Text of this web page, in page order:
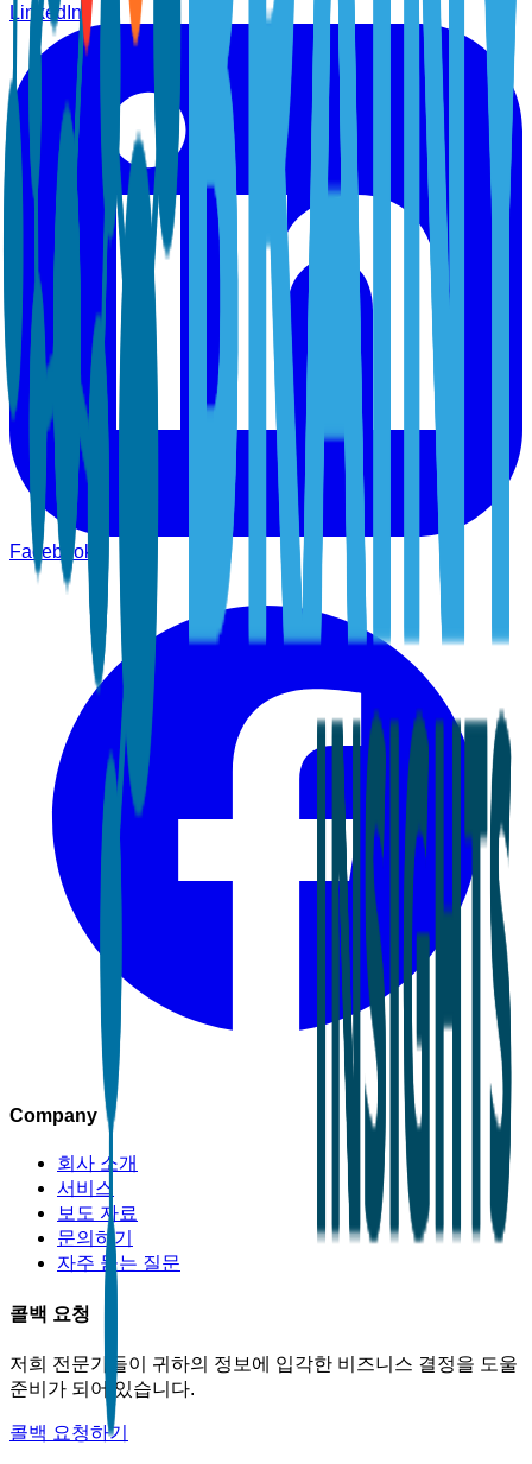
LinkedIn
Facebook
Company
회사 소개
서비스
보도 자료
문의하기
자주 묻는 질문
콜백 요청
저희 전문가들이 귀하의 정보에 입각한 비즈니스 결정을 도울
준비가 되어 있습니다.
콜백 요청하기